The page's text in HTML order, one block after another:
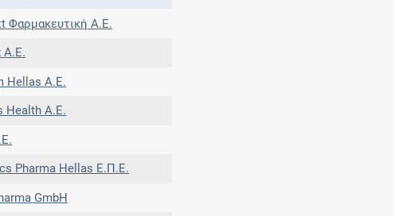
Φαρμακευτική A.E.
A.E.
Hellas Α.Ε.
Health Α.Ε.
Pharma Hellas Ε.Π.Ε.
GmbH